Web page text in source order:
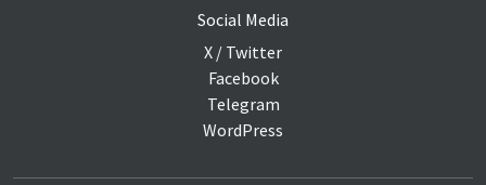
Social Media
X / Twitter
Facebook
Telegram
WordPress